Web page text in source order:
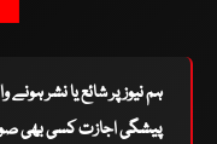
ہم نیوز پر شائع یا نشر ہونے
پیشگی اجازت کسی بھی